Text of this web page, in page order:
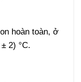
hoàn toàn, ở
2) °C.